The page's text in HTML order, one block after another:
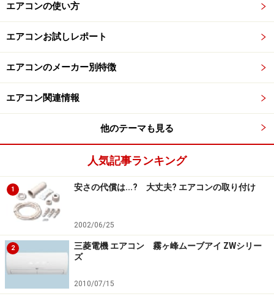
いよいよ搭載「見える化」（Z・Sシリー
ズ）
電気代が表示されることで省エネを実感できる機能搭載！
新機能として搭載されたのが、消費電力や電気代の表
示。運転中は「1日の積算電気代」が表示され、運転停
止時には「1日の運転時間」、またリモコン操作で「今
日と昨日の電気代」なども表示されます。
こちらは、既に他社でも展開されているので、目新しい
機能ではありません。しかし、ちょっと面白いのが、温
度設定を変更すると、1時間あたりどれくらい電気代が
違うか表示される点。
エアコンの使い方
エアコンお試しレポート
エアコンのメーカー別特徴
エアコン関連情報
他のテーマも見る
人気記事ランキング
1 安さの代償は...? 大丈夫? エアコンの取り付け
2002/06/25
2
三菱電機 エアコン 霧ヶ峰ムーブアイ ZWシリー
ズ
2010/07/15